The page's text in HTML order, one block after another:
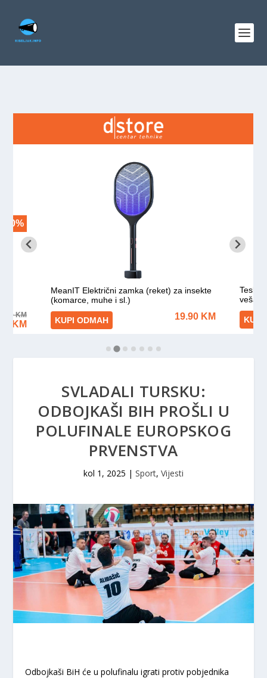
SVLADALI TURSKU:
ODBOJKAŠI BIH PROŠLI U
POLUFINALE EUROPSKOG
PRVENSTVA
kol 1, 2025 | Sport, Vijesti
Odbojkaši BiH će u polufinalu igrati protiv pobjednika